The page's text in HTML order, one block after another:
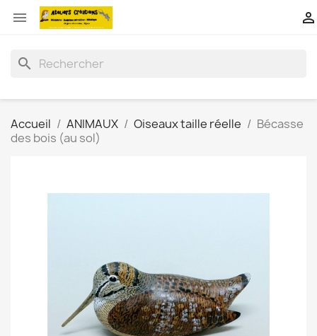
 
search
Accueil ANIMAUX Oiseaux taille réelle
Bécasse
des bois (au sol)